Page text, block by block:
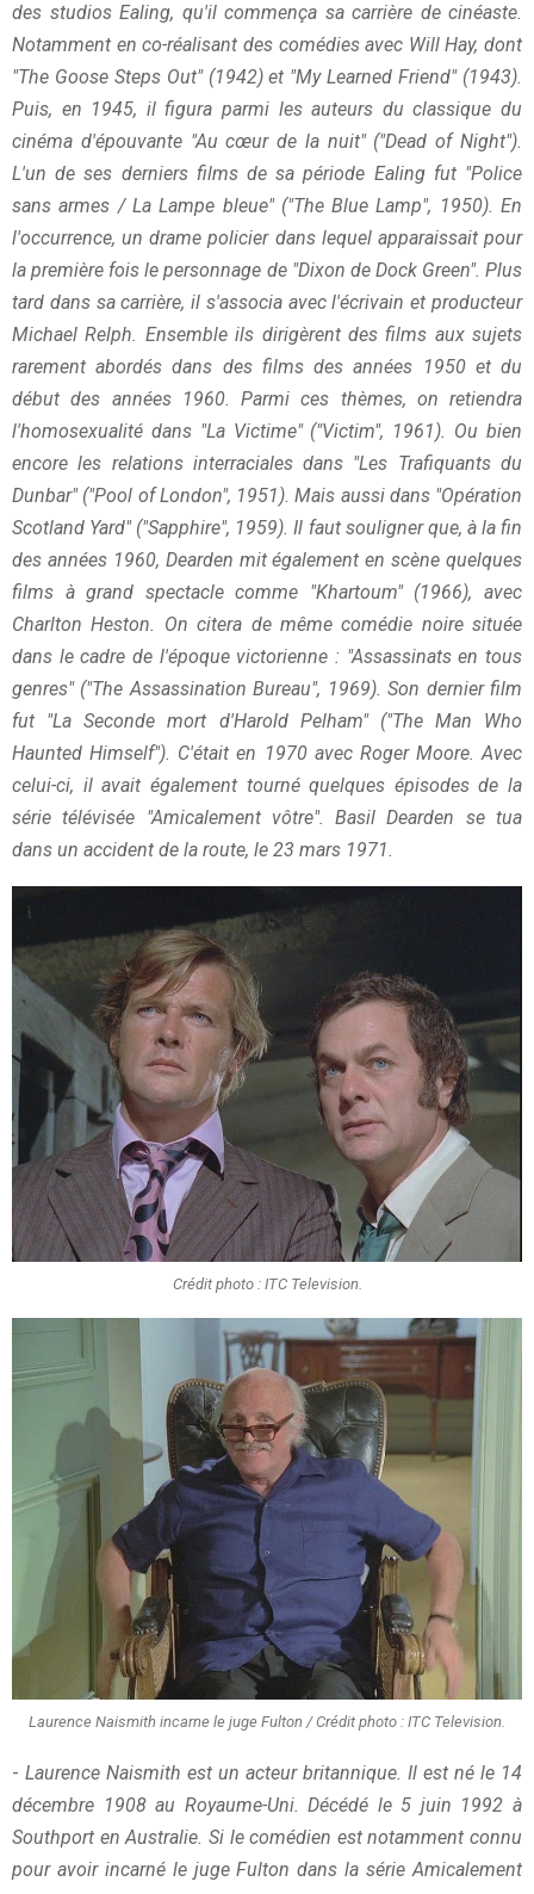
des studios Ealing, qu'il commença sa carrière de cinéaste.
Notamment en co-réalisant des comédies avec Will Hay, dont
"The Goose Steps Out" (1942) et "My Learned Friend" (1943).
Puis, en 1945, il figura parmi les auteurs du classique du
cinéma d'épouvante "Au cœur de la nuit" ("Dead of Night").
L'un de ses derniers films de sa période Ealing fut "Police
sans armes / La Lampe bleue" ("The Blue Lamp", 1950). En
l'occurrence, un drame policier dans lequel apparaissait pour
la première fois le personnage de "Dixon de Dock Green". Plus
tard dans sa carrière, il s'associa avec l'écrivain et producteur
Michael Relph. Ensemble ils dirigèrent des films aux sujets
rarement abordés dans des films des années 1950 et du
début des années 1960. Parmi ces thèmes, on retiendra
l'homosexualité dans "La Victime" ("Victim", 1961). Ou bien
encore les relations interraciales dans "Les Trafiquants du
Dunbar" ("Pool of London", 1951). Mais aussi dans "Opération
Scotland Yard" ("Sapphire", 1959). Il faut souligner que, à la fin
des années 1960, Dearden mit également en scène quelques
films à grand spectacle comme "Khartoum" (1966), avec
Charlton Heston. On citera de même comédie noire située
dans le cadre de l'époque victorienne : "Assassinats en tous
genres" ("The Assassination Bureau", 1969). Son dernier film
fut "La Seconde mort d'Harold Pelham" ("The Man Who
Haunted Himself"). C'était en 1970 avec Roger Moore. Avec
celui-ci, il avait également tourné quelques épisodes de la
série télévisée "Amicalement vôtre". Basil Dearden se tua
dans un accident de la route, le 23 mars 1971.
Crédit photo : ITC Television.
Laurence Naismith incarne le juge Fulton / Crédit photo : ITC Television.
- Laurence Naismith est un acteur britannique. Il est né le 14
décembre 1908 au Royaume-Uni. Décédé le 5 juin 1992 à
Southport en Australie. Si le comédien est notamment connu
pour avoir incarné le juge Fulton dans la série Amicalement